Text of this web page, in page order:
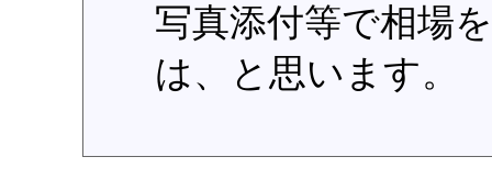
写真添付等で相場
は、と思います。